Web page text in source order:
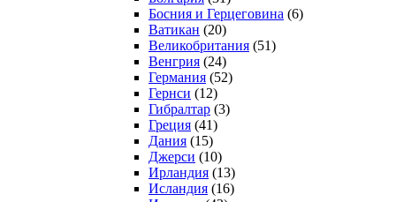
Босния и Герцеговина (6)
Ватикан (20)
Великобритания (51)
Венгрия (24)
Германия (52)
Гернси (12)
Гибралтар (3)
Греция (41)
Дания (15)
Джерси (10)
Ирландия (13)
Исландия (16)